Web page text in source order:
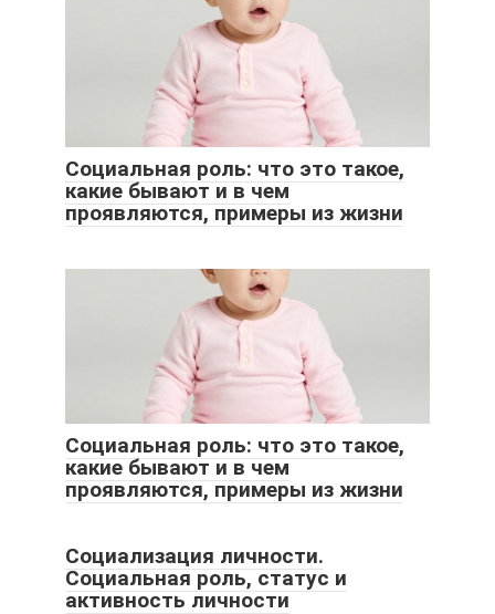
Социальная роль: что это такое,
какие бывают и в чем
проявляются, примеры из жизни
Социальная роль: что это такое,
какие бывают и в чем
проявляются, примеры из жизни
Социализация личности.
Социальная роль, статус и
активность личности